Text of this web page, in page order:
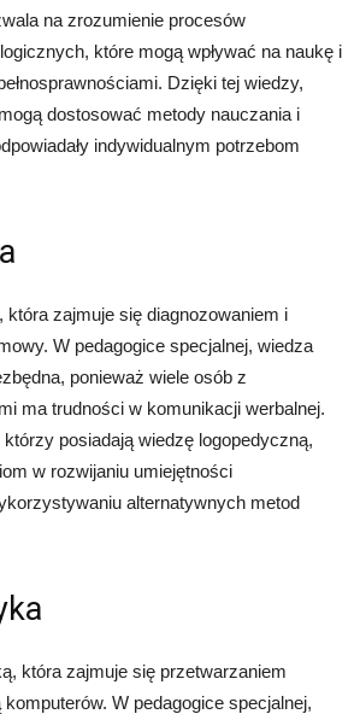
na zrozumienie procesów
które mogą wpływać na naukę i
Dzięki tej wiedzy,
dostosować metody nauczania i
indywidualnym potrzebom
która zajmuje się diagnozowaniem i
W pedagogice specjalnej, wiedza
ponieważ wiele osób z
ma trudności w komunikacji werbalnej.
posiadają wiedzę logopedyczną,
w rozwijaniu umiejętności
alternatywnych metod
która zajmuje się przetwarzaniem
W pedagogice specjalnej,